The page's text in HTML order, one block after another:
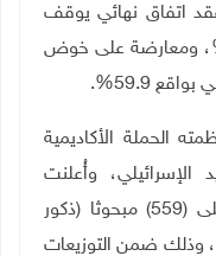
عقد اتفاق نهائي يوقف
على قطاع غزة بنسبة 68.5%، ومعارضة على خوض
59.9%.
الحملة الأكاديمية
الإسرائيلي، وأُعلنت
نتائجه اليوم الثلاثاء، عينة قصدية على (559) مبحوثا (ذكور
وإناث بنسبة 21.6%)، وذلك ضمن التوزيعات